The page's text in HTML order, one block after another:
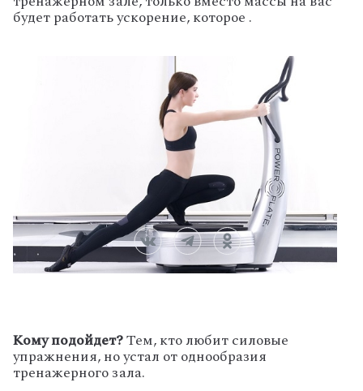
будет работать ускорение, которое .
Кому подойдет?Тем, кто любит силовые
упражнения, но устал от однообразия
тренажерного зала.